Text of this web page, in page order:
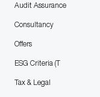
Audit Assurance
Consultancy
Offers
ESG Criteria (T
Tax & Legal